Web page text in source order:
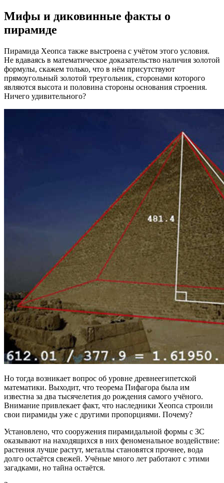
Мифы и диковинные факты о
пирамиде
Пирамида Хеопса также выстроена с учётом этого условия.
Не вдаваясь в математическое доказательство наличия золотой
формулы, скажем только, что в нём присутствуют
прямоугольный золотой треугольник, сторонами которого
являются высота и половина стороны основания строения.
Ничего удивительного?
Но тогда возникает вопрос об уровне древнеегипетской
математики. Выходит, что теорема Пифагора была им
известна за два тысячелетия до рождения самого учёного.
Внимание привлекает факт, что наследники Хеопса строили
свои пирамиды уже с другими пропорциями. Почему?
Установлено, что сооружения пирамидальной формы с ЗС
оказывают на находящихся в них феноменальное воздействие:
растения лучше растут, металлы становятся прочнее, вода
долго остаётся свежей. Учёные много лет работают с этими
загадками, но тайна остаётся.